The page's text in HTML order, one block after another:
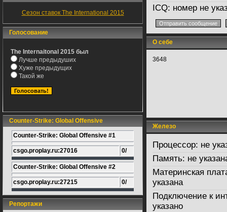
Сезон ставок The International 2015
Голосование
The Internaitonal 2015 был
Лучше предыдуших
Хуже предыдущих
Такой же
Counter-Strike: Global Offensive
Counter-Strike: Global Offensive #1
csgo.proplay.ru:27016 0/
Counter-Strike: Global Offensive #2
csgo.proplay.ru:27215 0/
Репортажи
ICQ: номер не
О себе
3648
Железо
Процессор: не
Память: не
Материнская
указана
Подключение к
указано